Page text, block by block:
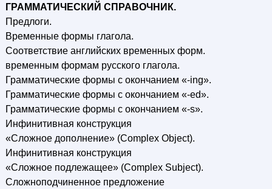
ГРАММАТИЧЕСКИЙ СПРАВОЧНИК.
Предлоги.
Временные формы глагола.
Соответствие английских временных форм.
временным формам русского глагола.
Грамматические формы с окончанием «-ing».
Грамматические формы с окончанием «-ed».
Грамматические формы с окончанием «-s».
Инфинитивная конструкция
«Сложное дополнение» (Complex Object).
Инфинитивная конструкция
«Сложное подлежащее» (Complex Subject).
Сложноподчиненное предложение